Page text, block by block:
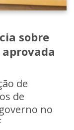
sobre
aprovada
de
de
no